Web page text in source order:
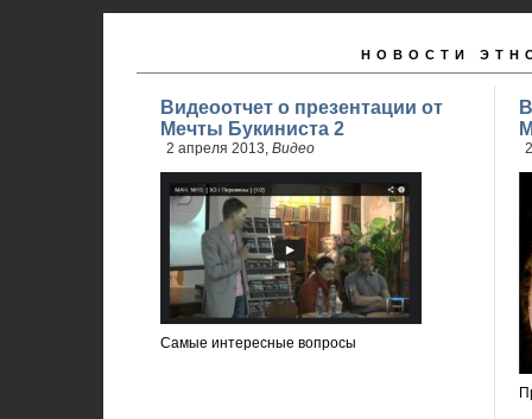
НОВОСТИ
Видеоотчет о презентации от
Мечты Букиниста 2
2 апреля 2013, Видео
Самые интересные вопросы